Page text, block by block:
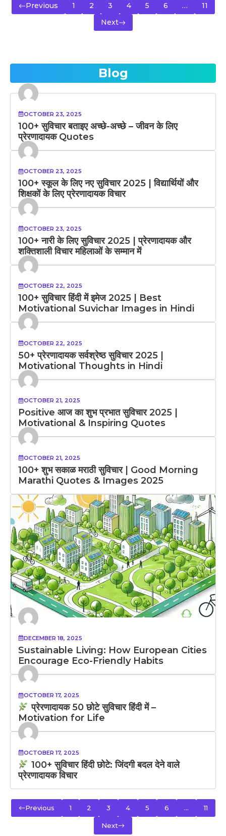
Previous 1 2 3 4 5 6 …
11
Next
Blog
OCTOBER 23, 2025
100+ सुविचार बताइए अच्छे-अच्छे – जीवन के लिए
प्रेरणादायक Quotes
OCTOBER 23, 2025
100+ स्कूल के लिए नए सुविचार 2025 | विद्यार्थियों और
शिक्षकों के लिए प्रेरणादायक विचार
OCTOBER 23, 2025
100+ नारी के लिए सुविचार 2025 | प्रेरणादायक और
शक्तिशाली विचार महिलाओं के सम्मान में
OCTOBER 22, 2025
100+ सुविचार हिंदी में इमेज 2025 | Best
Motivational Suvichar Images in Hindi
OCTOBER 22, 2025
50+ प्रेरणादायक सर्वश्रेष्ठ सुविचार 2025 |
Motivational Thoughts in Hindi
OCTOBER 21, 2025
Positive आज का शुभ प्रभात सुविचार 2025 |
Motivational & Inspiring Quotes
OCTOBER 21, 2025
100+ शुभ सकाळ मराठी सुविचार | Good Morning
Marathi Quotes & Images 2025
DECEMBER 18, 2025
Sustainable Living: How European Cities
Encourage Eco-Friendly Habits
OCTOBER 17, 2025
प्रेरणादायक 50 छोटे सुविचार हिंदी में –
Motivation for Life
OCTOBER 17, 2025
100+ सुविचार हिंदी छोटे: जिंदगी बदल देने वाले
प्रेरणादायक विचार
Previous 1 2 3 4 5 6 … 11
Next